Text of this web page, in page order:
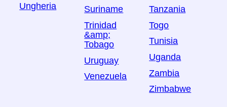
Ungheria
Suriname
Trinidad
&amp;
Tobago
Uruguay
Venezuela
Tanzania
Togo
Tunisia
Uganda
Zambia
Zimbabwe